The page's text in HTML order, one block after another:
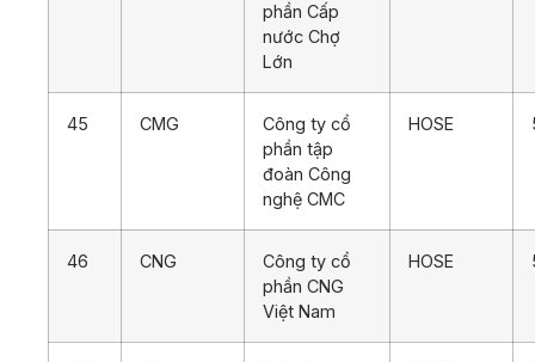
phần Cấp
nước Chợ
Lớn
45 CMG
Công ty cổ
phần tập
đoàn Công
nghệ CMC
HOSE
46 CNG
Công ty cổ
phần CNG
Việt Nam
HOSE